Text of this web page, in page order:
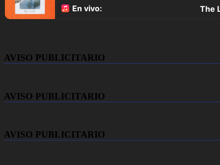
AVISO PUBLICITARIO
AVISO PUBLICITARIO
AVISO PUBLICITARIO